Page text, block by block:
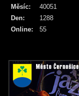
Online: 55
Měsíc:
40051
Den:
1288